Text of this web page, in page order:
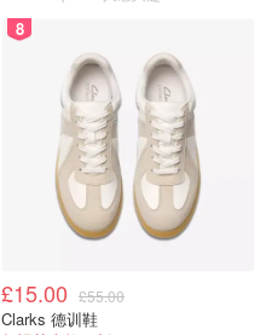
8
£15.00 £55.00
Clarks 德训鞋